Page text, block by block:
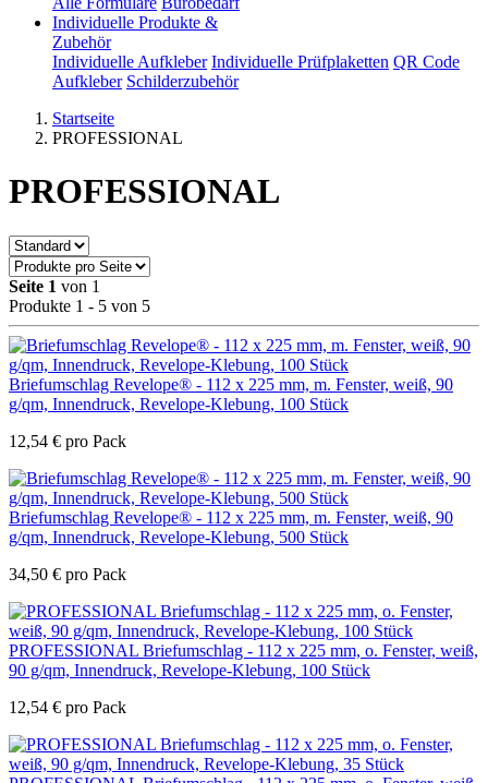
Individuelle Produkte &
Zubehör
Individuelle Aufkleber Individuelle Prüfplaketten QR Code
Aufkleber Schilderzubehör
Startseite
PROFESSIONAL
PROFESSIONAL
Seite 1 von 1
Produkte 1 - 5 von 5
Briefumschlag Revelope® - 112 x 225 mm, m. Fenster, weiß, 90
g/qm, Innendruck, Revelope-Klebung, 100 Stück
12,54 € pro Pack
Briefumschlag Revelope® - 112 x 225 mm, m. Fenster, weiß, 90
g/qm, Innendruck, Revelope-Klebung, 500 Stück
34,50 € pro Pack
PROFESSIONAL Briefumschlag - 112 x 225 mm, o. Fenster, weiß,
90 g/qm, Innendruck, Revelope-Klebung, 100 Stück
12,54 € pro Pack